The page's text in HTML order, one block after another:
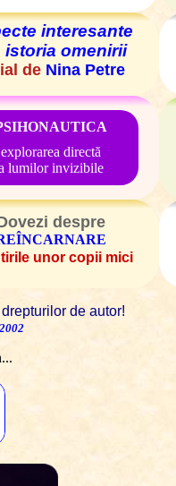
interesante
istoria omenirii
de Nina Petre
explorarea directă
lumilor invizibile
despre
unor copii mici
de autor!